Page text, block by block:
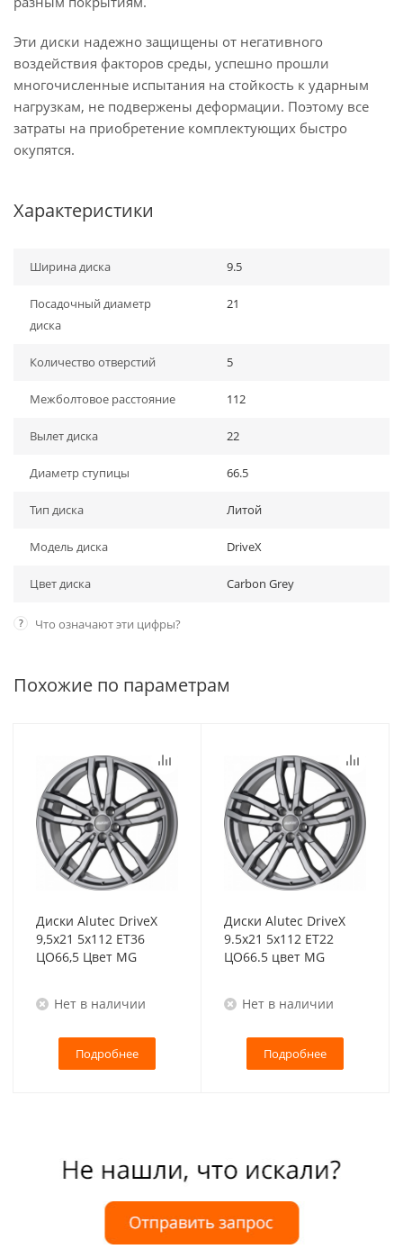
Эти диски надежно защищены от негативного
воздействия факторов среды, успешно прошли
многочисленные испытания на стойкость к ударным
нагрузкам, не подвержены деформации. Поэтому все
затраты на приобретение комплектующих быстро
окупятся.
Характеристики
Ширина диска 9.5
Посадочный диаметр
диска
21
Количество отверстий 5
Межболтовое расстояние 112
Вылет диска 22
Диаметр ступицы 66.5
Тип диска Литой
Модель диска DriveX
Цвет диска Carbon Grey
? Что означают эти цифры?
Похожие по параметрам
Диски Alutec DriveX
9,5x21 5x112 ET36
ЦО66,5 Цвет MG
Нет в наличии
Подробнее
Диски Alutec DriveX
9.5x21 5x112 ET22
ЦО66.5 цвет MG
Нет в наличии
Подробнее